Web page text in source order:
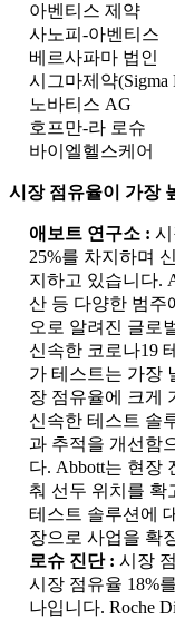
아벤티스 제약
사노피-아벤티스
베르사파마 법인
시그마제약(Sigma
노바티스 AG
호프만-라 로슈
바이엘헬스케어
시장 점유율이 가장
애보트 연구소 :
25%를 차지하며
지하고 있습니다.
산 등 다양한 범주
오로 알려진 글로
신속한 코로나19
가 테스트는 가장
장 점유율에 크게
신속한 테스트 솔
과 추적을 개선함
다. Abbott는 현장
춰 선두 위치를 확
테스트 솔루션에
장으로 사업을 확
로슈 진단 : 시장
시장 점유율 18%
나입니다. Roche